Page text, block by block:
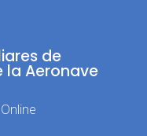
de
la Aeronave
Online